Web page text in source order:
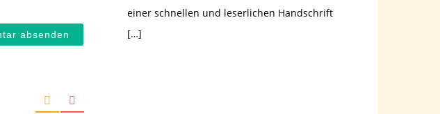
einer schnellen und leserlichen Handschrift
[…]